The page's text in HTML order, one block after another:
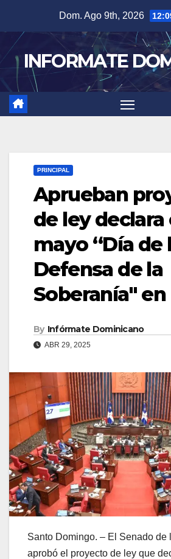
content
Dom. Ago 9th, 2026
INFORMATE
PRINCIPAL
Aprueban
de ley declara
mayo “Día de
Defensa de la
Soberanía" en
By Infórmate Dominicano
ABR 29, 2025
Santo Domingo. – El Senado de
aprobó el proyecto de ley que